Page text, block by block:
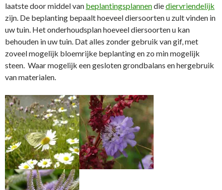
laatste door middel van beplantingsplannendiediervriendelijk
zijn. De beplanting bepaalt hoeveel diersoorten u zult vinden in
uw tuin. Het onderhoudsplan hoeveel diersoorten u kan
behouden in uw tuin. Dat alles zonder gebruik van gif, met
zoveel mogelijk bloemrijke beplanting en zo min mogelijk
steen. Waar mogelijk een gesloten grondbalans en hergebruik
van materialen.